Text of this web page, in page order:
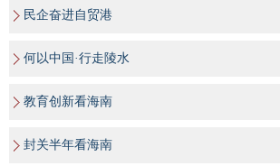
民企奋进自贸港
何以中国·行走陵水
教育创新看海南
封关半年看海南